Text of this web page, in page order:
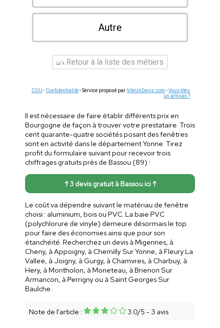
Autre
Retour à la liste des métiers
CGU - Confidentialité- Service proposé parViteUnDevis.com -Vous êtes
un artisan ?
Il est nécessaire de faire établir différents prix en
Bourgogne de façon à trouver votre prestataire. Trois
cent quarante-quatre sociétés posant des fenêtres
sont en activité dans le département Yonne. Tirez
profit du formulaire suivant pour recevoir trois
chiffrages gratuits près de Bassou (89) :
↑ 3 devis gratuit à Bassou ici ↑
Le coût va dépendre suivant le matériau de fenêtre
choisi : aluminium, bois ou PVC. La baie PVC
(polychlorure de vinyle) demeure désormais le top
pour faire des économies ainsi que pour son
étanchéité. Recherchez un devis à Migennes, à
Cheny, à Appoigny, à Chemilly Sur Yonne, à Fleury La
Vallee, à Joigny, à Gurgy, à Chamvres, à Charbuy, à
Hery, à Montholon, à Moneteau, à Brienon Sur
Armancon, à Perrigny ou à Saint Georges Sur
Baulche.
Note de l'article : 3.0/5 - 3 avis